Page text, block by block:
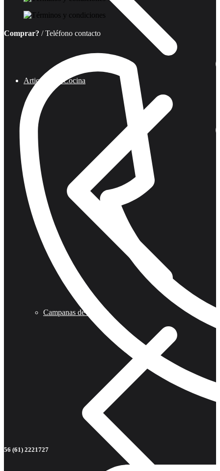
Articulos de Cocina
Campanas de Cocina
Comprar? / Teléfono contacto
56 (61) 2221727